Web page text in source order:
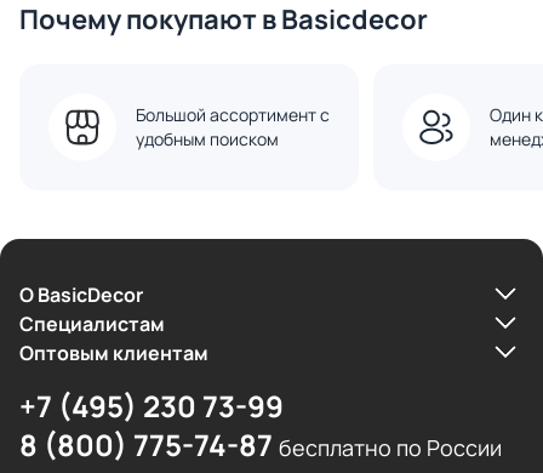
Почему покупают в Basicdecor
Большой ассортимент с
удобным поиском
Один
О BasicDecor
Cпециалистам
Оптовым клиентам
+7 (495) 230 73-99
8 (800) 775-74-87 бесплатно по России